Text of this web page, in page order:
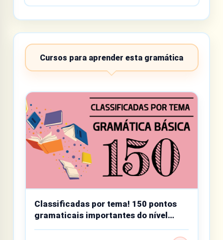
Cursos para aprender esta gramática
Classificadas por tema! 150 pontos
gramaticais importantes do nível